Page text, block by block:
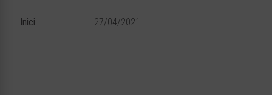
Inici 27/04/2021